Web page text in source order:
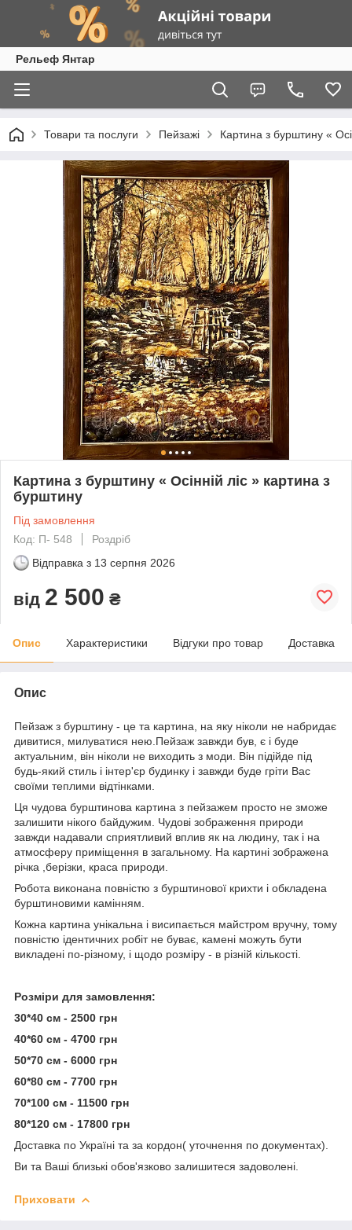
Рельеф Янтар
Товари та послуги Пейзажі Картина з бурштину «
Картина з бурштину « Осінній ліс » картина з
бурштину
Під замовлення
Код: П- 548
Роздріб
Відправка з 13 серпня 2026
від 2 500 ₴
Опис Характеристики Відгуки про товар Доставка
Опис
Пейзаж з бурштину - це та картина, на яку ніколи не набридає
дивитися, милуватися нею.Пейзаж завжди був, є і буде
актуальним, він ніколи не виходить з моди. Він підійде під
будь-який стиль і інтер'єр будинку і завжди буде гріти Вас
своїми теплими відтінками.
Ця чудова бурштинова картина з пейзажем просто не зможе
залишити нікого байдужим. Чудові зображення природи
завжди надавали сприятливий вплив як на людину, так і на
атмосферу приміщення в загальному. На картині зображена
річка ,берізки, краса природи.
Робота виконана повністю з бурштинової крихти і обкладена
бурштиновими камінням.
Кожна картина унікальна і висипається майстром вручну, тому
повністю ідентичних робіт не буває, камені можуть бути
викладені по-різному, і щодо розміру - в різній кількості.
Розміри для замовлення:
30*40 см - 2500 грн
40*60 см - 4700 грн
50*70 см - 6000 грн
60*80 см - 7700 грн
70*100 см - 11500 грн
80*120 см - 17800 грн
Доставка по Україні та за кордон( уточнення по документах).
Ви та Ваші близькі обов'язково залишитеся задоволені.
Приховати